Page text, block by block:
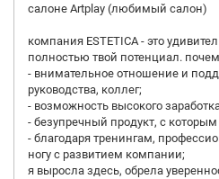
салоне Artplay (любимый салон)
компания ESTETICA - это
полностью твой потенциал.
- внимательное отношение и
руководства, коллег;
- возможность высокого
- безупречный продукт, с которым
- благодаря тренингам,
ногу с развитием компании;
я выросла здесь, обрела